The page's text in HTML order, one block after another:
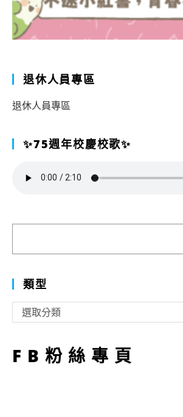
退休人員專區
退休人員專區
✨75週年校慶校歌✨
類型
型
選取分類
FB粉絲專頁